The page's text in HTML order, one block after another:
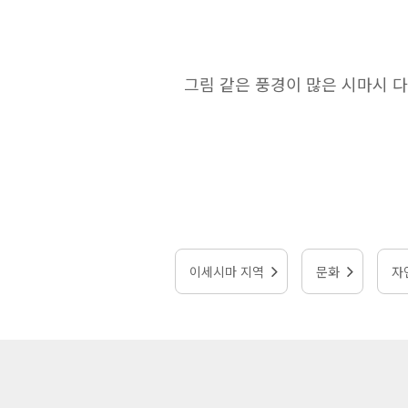
그림 같은 풍경이 많은 시마시
이세시마 지역 문화 자